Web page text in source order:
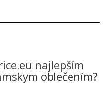
najlepším
oblečením?